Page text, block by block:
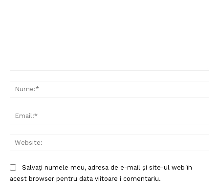
Salvați numele meu, adresa de e-mail și site-ul web în
acest browser pentru data viitoare i comentariu.